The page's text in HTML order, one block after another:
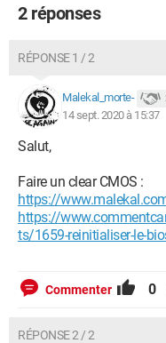
2 réponses
RÉPONSE 1 / 2
Malekal_morte-
14 sept. 2020 à 15:37
Salut,
Faire un clear CMOS :
https://
https://
ts/1659-reinitialiser-le-
Commenter 0
RÉPONSE 2 / 2